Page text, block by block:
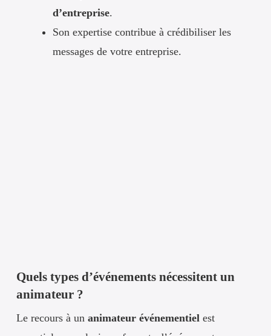
d’entreprise.
Son expertise contribue à crédibiliser les
messages de votre entreprise.
Quels types d’événements nécessitent un
animateur ?
Le recours à un animateur événementielest